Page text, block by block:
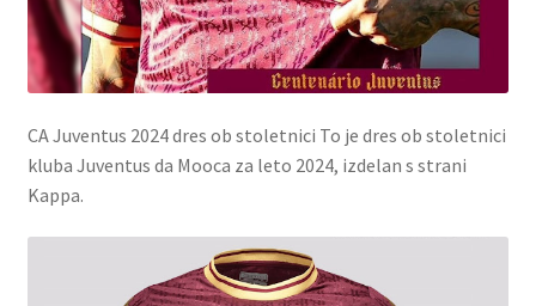
CA Juventus 2024 dres ob stoletnici To je dres ob stoletnici
kluba Juventus da Mooca za leto 2024, izdelan s strani
Kappa.